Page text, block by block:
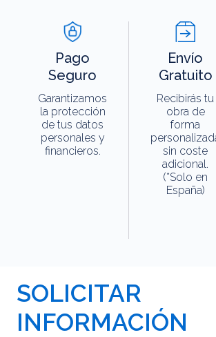
Pago
Seguro
Garantizamos
la protección
de tus datos
personales y
financieros.
Envío
Gratuito
Recibirás tu
obra de
forma
sin coste
adicional.
(*Solo en
España)
SOLICITAR
INFORMACIÓN